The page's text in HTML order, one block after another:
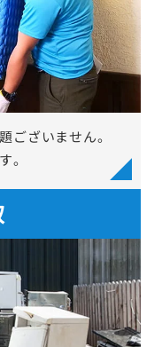
ございません。
。